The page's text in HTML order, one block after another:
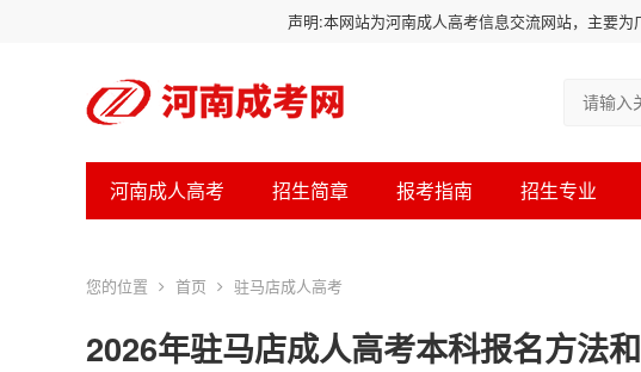
声明:本网站为河南成人高考信息交流网站，主要
河南成人高考 招生简章 报考指南 招生专业
您的位置 首页 驻马店成人高考
2026年驻马店成人高考本科报名方法